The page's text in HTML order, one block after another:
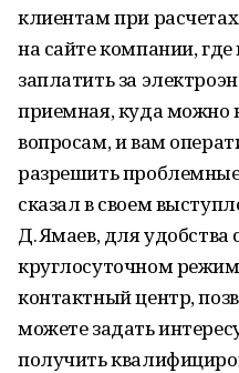
клиентам при
на сайте компании,
заплатить за
приемная, куда можно
вопросам, и вам
разрешить
сказал в своем
Д. Ямаев, для удобства
круглосуточном
контактный центр,
можете задать
получить